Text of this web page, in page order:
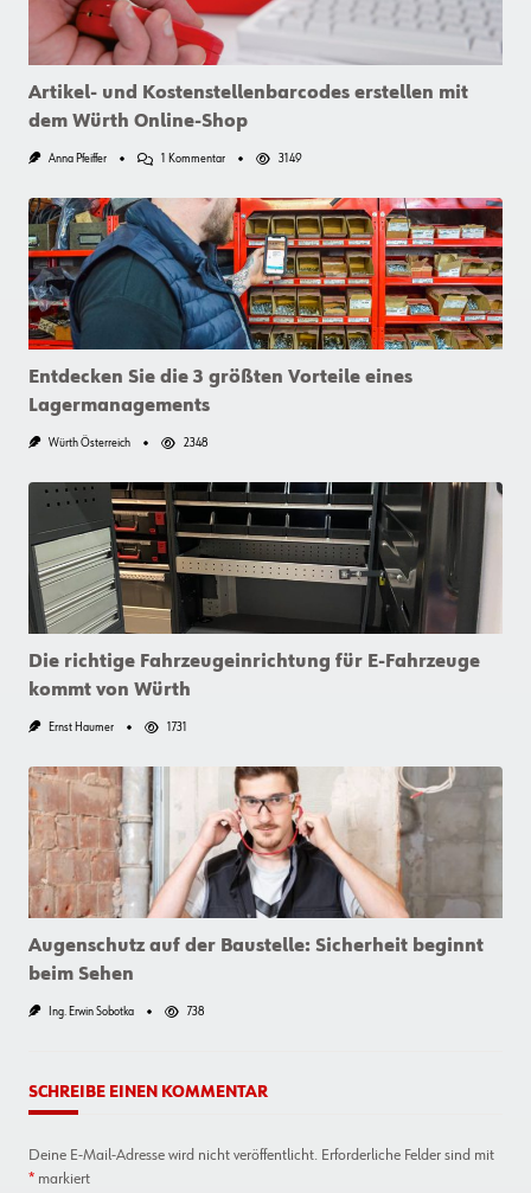
Artikel- und Kostenstellenbarcodes erstellen mit
dem Würth Online-Shop
Anna Pfeiffer 1 KommentarZu
Kostenstellenbarcodes
Erstellen
Mit
Dem
Würth
Online-
Shop
3149
Entdecken Sie die 3 größten Vorteile eines
Lagermanagements
Würth Österreich 2348
Die richtige Fahrzeugeinrichtung für E-Fahrzeuge
kommt von Würth
Ernst Haumer 1731
Augenschutz auf der Baustelle: Sicherheit beginnt
beim Sehen
Ing. Erwin Sobotka 738
SCHREIBE EINEN KOMMENTAR
Deine E-Mail-Adresse wird nicht veröffentlicht. Erforderliche Felder sind mit
* markiert